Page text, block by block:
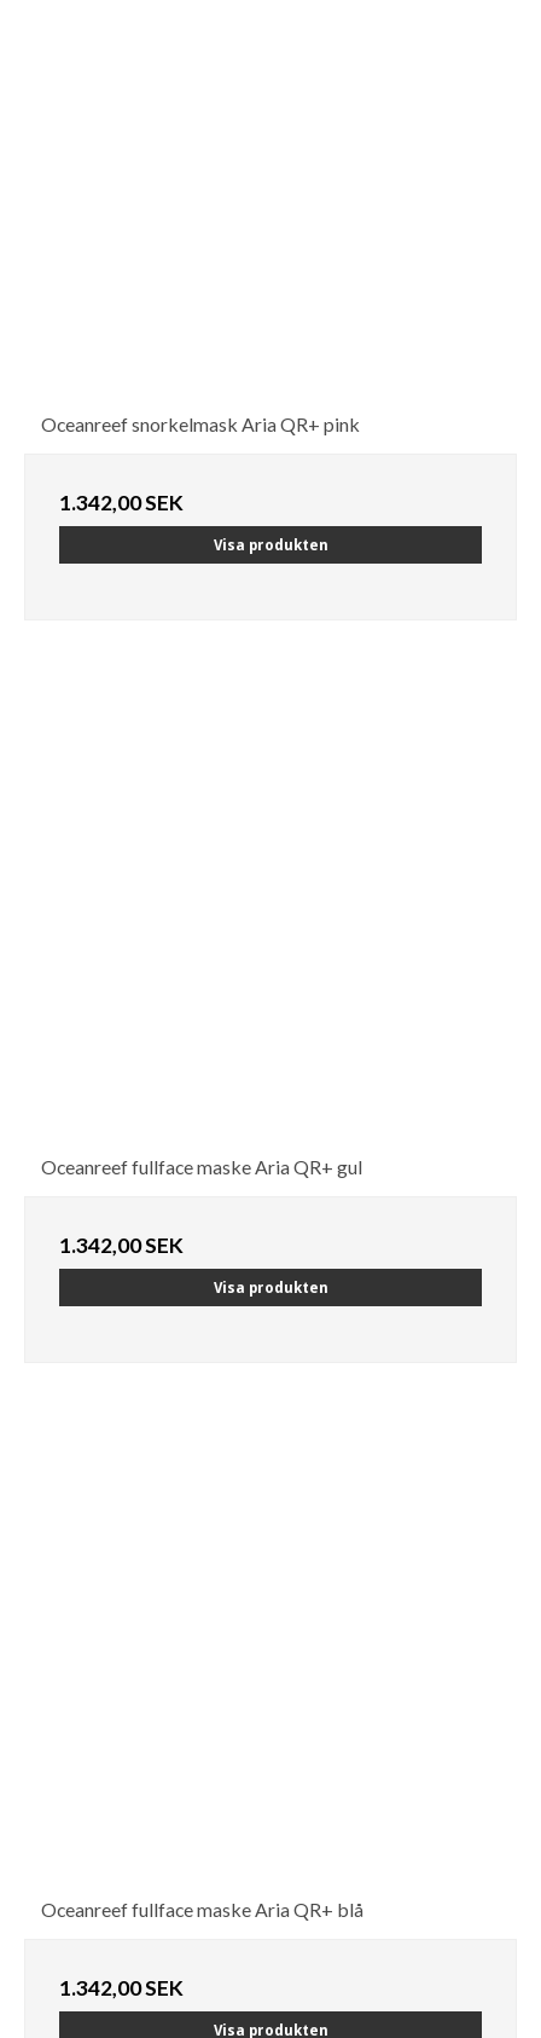
Oceanreef snorkelmask Aria QR+ pink
1.342,00 SEK
Visa produkten
Oceanreef fullface maske Aria QR+ gul
1.342,00 SEK
Visa produkten
Oceanreef fullface maske Aria QR+ blå
1.342,00 SEK
Visa produkten